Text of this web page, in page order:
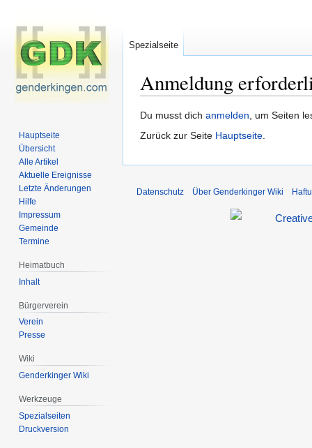
Anmeldung
Zur
Navigation
Zur
Suche
Du musst dich anmelden, um Seiten
Zurück zur Seite Hauptseite.
Spezialseite
Hauptseite
Übersicht
Alle Artikel
Aktuelle Ereignisse
Letzte Änderungen
Hilfe
Impressum
Gemeinde
Termine
Heimatbuch
Inhalt
Bürgerverein
Verein
Presse
Wiki
Genderkinger Wiki
Werkzeuge
Spezialseiten
Druckversion
Datenschutz Über Genderkinger Wiki